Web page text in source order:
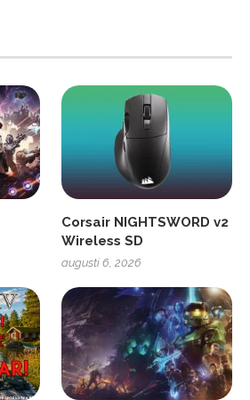
Corsair NIGHTSWORD v2
Wireless SD
augusti 6, 2026